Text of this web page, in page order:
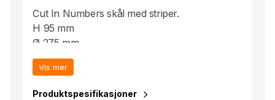
Cut In Numbers skål med striper.
H 95 mm
Ø 275 mm
Cut in Number-serien består av tre sylindere.
De stramme formene kombineres stilsikkert
med slipte detaljer i forskjellige mønsterbilder.
Vis mer
Produktspesifikasjoner